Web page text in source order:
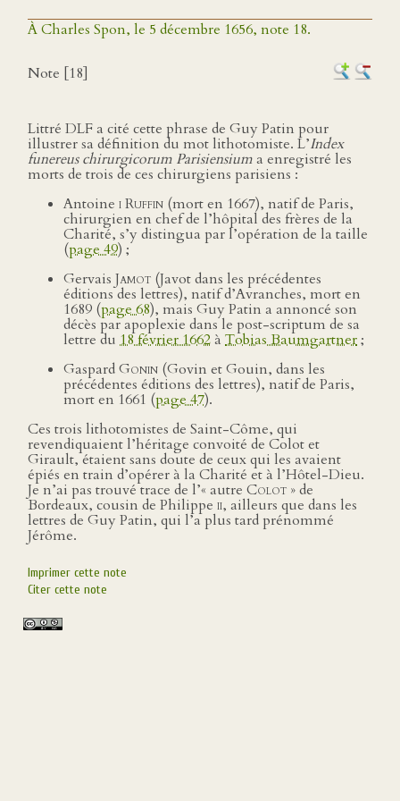
À Charles Spon, le 5 décembre 1656, note 18.
Note [18]
Littré DLF a cité cette phrase de Guy Patin pour
illustrer sa définition du mot lithotomiste. L’Index
funereus chirurgicorum Parisiensiuma enregistré les
morts de trois de ces chirurgiens parisiens :
Antoine i Ruffin (mort en 1667), natif de Paris,
chirurgien en chef de l’hôpital des frères de la
Charité, s’y distingua par l’opération de la taille
(page 49) ;
Gervais Jamot (Javot dans les précédentes
éditions des lettres), natif d’Avranches, mort en
1689 (page 68), mais Guy Patin a annoncé son
décès par apoplexie dans le post-scriptum de sa
lettre du 18 février 1662à Tobias Baumgartner;
GaspardGonin (Govin et Gouin, dans les
précédentes éditions des lettres), natif de Paris,
mort en 1661 (page 47).
Ces trois lithotomistes de Saint-Côme, qui
revendiquaient l’héritage convoité de Colot et
Girault, étaient sans doute de ceux qui les avaient
épiés en train d’opérer à la Charité et à l’Hôtel-Dieu.
Je n’ai pas trouvé trace de l’« autre Colot » de
Bordeaux, cousin de Philippe ii, ailleurs que dans les
lettres de Guy Patin, qui l’a plus tard prénommé
Jérôme.
Imprimer cette note
Citer cette note